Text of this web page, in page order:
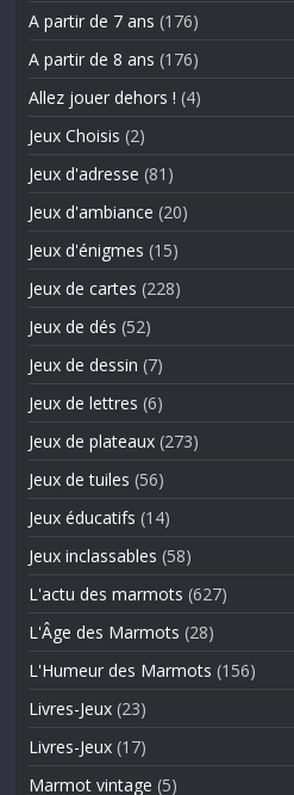
A partir de 7 ans (176)
A partir de 8 ans (176)
Allez jouer dehors ! (4)
Jeux Choisis (2)
Jeux d'adresse (81)
Jeux d'ambiance (20)
Jeux d'énigmes (15)
Jeux de cartes (228)
Jeux de dés (52)
Jeux de dessin (7)
Jeux de lettres (6)
Jeux de plateaux (273)
Jeux de tuiles (56)
Jeux éducatifs (14)
Jeux inclassables (58)
L'actu des marmots (627)
L'Âge des Marmots (28)
L'Humeur des Marmots (156)
Livres-Jeux (23)
Livres-Jeux (17)
Marmot vintage (5)